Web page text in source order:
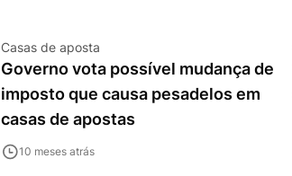
Casas de aposta
Governo vota possível mudança de
imposto que causa pesadelos em
casas de apostas
10 meses atrás